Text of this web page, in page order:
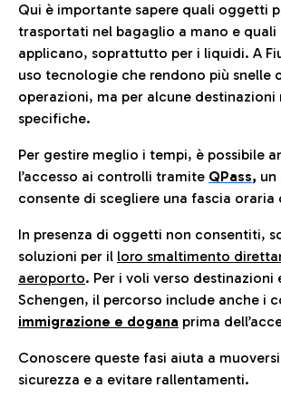
Qui è importante sapere quali oggetti
trasportati nel bagaglio a mano e quali
applicano, soprattutto per i liquidi. A
uso tecnologie che rendono più snelle
operazioni, ma per alcune destinazioni
specifiche.
Per gestire meglio i tempi, è possibile
l’accesso ai controlli tramite QPass, un
consente di scegliere una fascia oraria
In presenza di oggetti non consentiti,
soluzioni per il loro smaltimento
aeroporto. Per i voli verso destinazioni
Schengen, il percorso include anche i
immigrazione e dogana prima
Conoscere queste fasi aiuta a
sicurezza e a evitare rallentamenti.